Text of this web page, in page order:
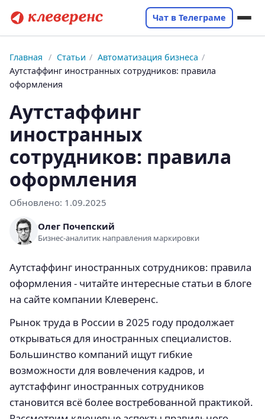
Чат в Телеграме
Главная / Статьи / Автоматизация бизнеса /
Аутстаффинг иностранных сотрудников: правила
оформления
Аутстаффинг
иностранных
сотрудников: правила
оформления
Обновлено: 1.09.2025
Олег Почепский
Бизнес-аналитик направления маркировки
Аутстаффинг иностранных сотрудников: правила
оформления - читайте интересные статьи в блоге
на сайте компании Клеверенс.
Рынок труда в России в 2025 году продолжает
открываться для иностранных специалистов.
Большинство компаний ищут гибкие
возможности для вовлечения кадров, и
аутстаффинг иностранных сотрудников
становится всё более востребованной практикой.